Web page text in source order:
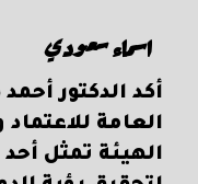
اسماء سعودي
أكد الدكتور
العامة
الهيئة تمثل أحد